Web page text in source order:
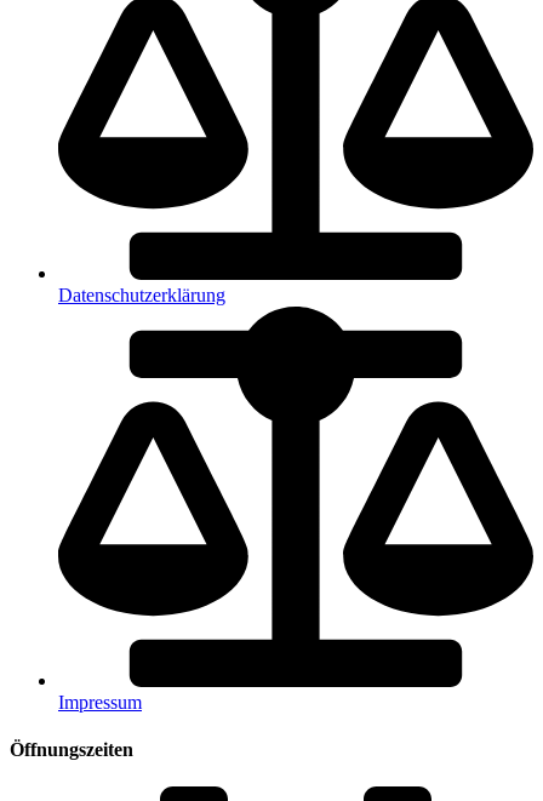
Datenschutzerklärung
Impressum
Öffnungszeiten